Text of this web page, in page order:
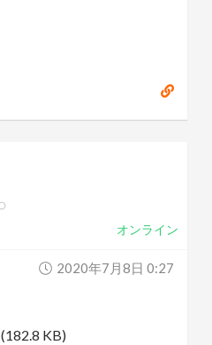
オンライン
2020年7月8日 0:27
(182.8 KB)